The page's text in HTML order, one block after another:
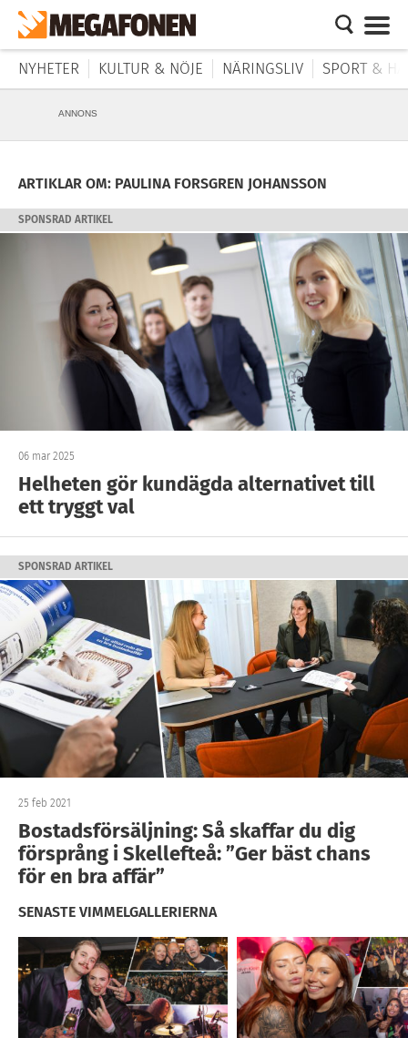
NYHETER KULTUR & NÖJE NÄRINGSLIV SPORT &
ANNONS
ARTIKLAR OM: PAULINA FORSGREN JOHANSSON
SPONSRAD ARTIKEL
06 mar 2025
Helheten gör kundägda alternativet till
ett tryggt val
SPONSRAD ARTIKEL
25 feb 2021
Bostadsförsäljning: Så skaffar du dig
försprång i Skellefteå: ”Ger bäst chans
för en bra affär”
SENASTE VIMMELGALLERIERNA